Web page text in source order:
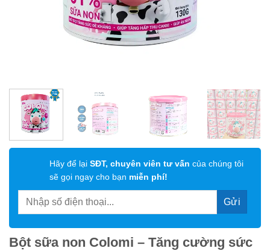
Hãy để lại SĐT, chuyên viên tư vấn của chúng tôi
sẽ gọi ngay cho bạn miễn phí!
Bột sữa non Colomi – Tăng cường sức